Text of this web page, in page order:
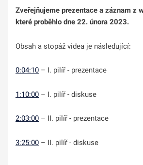
Zveřejňujeme prezentace a záznam z
které proběhlo dne 22. února 2023.
Obsah a stopáž videa je následující:
0:04:10 – I. pilíř - prezentace
1:10:00 – I. pilíř - diskuse
2:03:00 – II. pilíř - prezentace
3:25:00 – II. pilíř - diskuse